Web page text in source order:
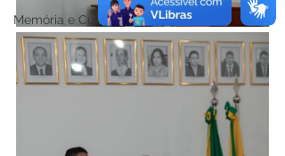
Memória e Cultura